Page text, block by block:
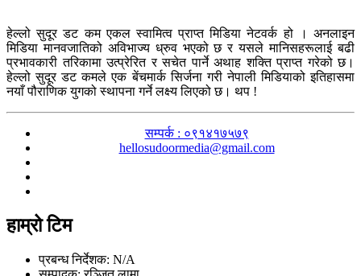
हेल्लो सुदूर डट कम एकल स्वामित्व प्राप्त मिडिया नेटवर्क हो । अनलाइन
मिडिया मानवजातिको अविभाज्य ध्रुव भएको छ र यसले मानिसहरूलाई बढी
प्रभावकारी तरिकामा उत्प्रेरित र सचेत पार्ने अथाह शक्ति प्राप्त गरेको छ।
हेल्लो सुदूर डट कमले एक बेंचमार्क सिर्जना गरी नेपाली मिडियाको इतिहासमा
नयाँ पौराणिक युगको स्थापना गर्ने लक्ष्य लिएको छ। थप !
सम्पर्क : ०९१४१७५७९
hellosudoormedia@gmail.com
हाम्रो टिम
प्रबन्ध निर्देशक: N/A